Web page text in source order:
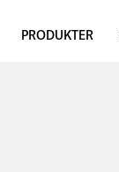
PRODUKTER